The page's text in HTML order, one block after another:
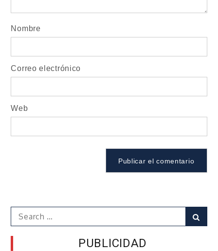
Nombre
Correo electrónico
Web
Search
for:
PUBLICIDAD